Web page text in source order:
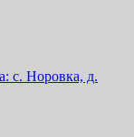
с. Норовка, д.